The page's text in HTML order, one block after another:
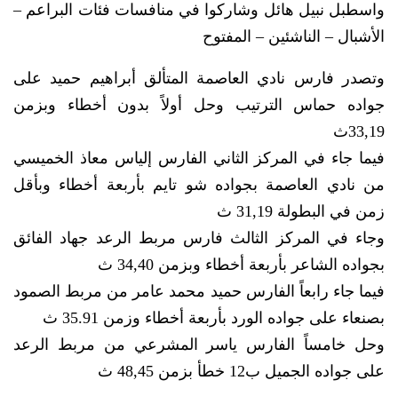
واسطبل نبيل هائل وشاركوا في منافسات فئات البراعم –
الأشبال – الناشئين – المفتوح
وتصدر فارس نادي العاصمة المتألق أبراهيم حميد على
جواده حماس الترتيب وحل أولاً بدون أخطاء وبزمن
33,19ث
فيما جاء في المركز الثاني الفارس إلياس معاذ الخميسي
من نادي العاصمة بجواده شو تايم بأربعة أخطاء وبأقل
زمن في البطولة 31,19 ث
وجاء في المركز الثالث فارس مربط الرعد جهاد الفائق
بجواده الشاعر بأربعة أخطاء وبزمن 34,40 ث
فيما جاء رابعاً الفارس حميد محمد عامر من مربط الصمود
بصنعاء على جواده الورد بأربعة أخطاء وزمن 35.91 ث
وحل خامساً الفارس ياسر المشرعي من مربط الرعد
على جواده الجميل ب12 خطأ بزمن 48,45 ث